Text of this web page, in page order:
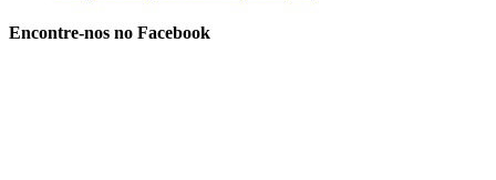
Encontre-nos no Facebook